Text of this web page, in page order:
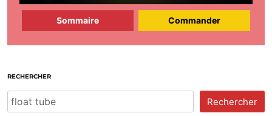
Sommaire Commander
RECHERCHER
Rechercher